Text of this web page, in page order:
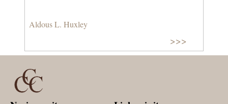
Aldous L. Huxley
>>>